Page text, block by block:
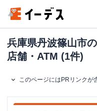
兵庫県丹波篠山市
店舗・ATM (1件)
このページにはPRリンクが